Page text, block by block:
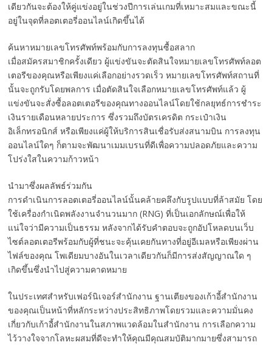
เดียวกันจะต้องให้คู่แข่งอยู่ในช่วงปีการเล่นเกมที่เหมาะสมและขณะนี้
อยู่ในจุดที่ลอตเตอรี่ออนไลน์เกิดขึ้นได้
ค้นหาหมายเลขโทรศัพท์พร้อมกับการลงทุนซื้อสลาก
เมื่อสมัครสมาชิกครั้งเดียว ผู้แข่งขันจะตัดสินใจหมายเลขโทรศัพท์ลอต
เตอรีของคุณหรือเพียงแค่เลือกอย่างรวดเร็ว หมายเลขโทรศัพท์สถานที่
นั้นจะถูกรับโดยพลการ เมื่อตัดสินใจเลือกหมายเลขโทรศัพท์แล้ว ผู้
แข่งขันจะสั่งซื้อลอตเตอรีของคุณทางออนไลน์โดยใช้กลยุทธ์การชำระ
เงินรายเดือนหลายประการ ซึ่งรวมถึงบัตรเครดิต กระเป๋าเงิน
อิเล็กทรอนิกส์ หรือเพียงแค่ผู้ให้บริการสินเชื่อรับส่งสนามบิน การลงทุน
ออนไลน์ใดๆ ก็ตามจะพัฒนาเมมเบรนที่ดีเพื่อความปลอดภัยและความ
โปร่งใสในความก้าวหน้า
นำมาซึ่งผลลัพธ์ร่วมกัน
การดำเนินการลอตเตอรี่ออนไลน์นั้นคล้ายคลึงกับรูปแบบที่ล้าสมัย โดย
ใช้เครื่องกำเนิดพลังงานจำนวนมาก (RNG) ที่เป็นเอกลักษณ์เพื่อให้
แน่ใจว่ามีความเป็นธรรม หลังจากได้รับคำตอบจะถูกอัปโหลดบนเว็บ
ไซต์ลอตเตอรีพร้อมกับผู้ที่ชนะจะคุ้นเคยกันทางที่อยู่อีเมลหรือเพียงผ่าน
ไฟล์ของคุณ โพเดียมบางอันในเวลาเดียวกันก็มีการส่งสัญญาณใด ๆ
เกิดขึ้นซึ่งนำไปสู่ความคาดหมาย
ในประเทศสำหรับเฟอร์นิเจอร์สำนักงาน ฐานเตียงของเก้าอี้สำนักงาน
ของคุณเป็นหน้าที่หลักระหว่างประสิทธิภาพโดยรวมและความมั่นคง
เกี่ยวกับเก้าอี้สำนักงานในสภาพแวดล้อมในสำนักงาน การเลือกความ
ไว้วางใจจากโลหะผสมที่ดีจะทำให้คุณมีคุณสมบัติมากมายซึ่งสามารถ